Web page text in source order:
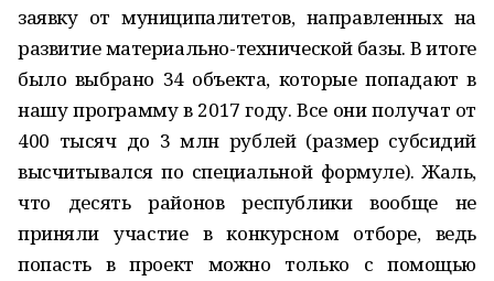
заявку от муниципалитетов, направленных на
развитие материально-технической базы. В итоге
было выбрано 34 объекта, которые попадают в
нашу программу в 2017 году. Все они получат от
400 тысяч до 3 млн рублей (размер субсидий
высчитывался по специальной формуле). Жаль,
что десять районов республики вообще не
приняли участие в конкурсном отборе, ведь
попасть в проект можно только с помощью